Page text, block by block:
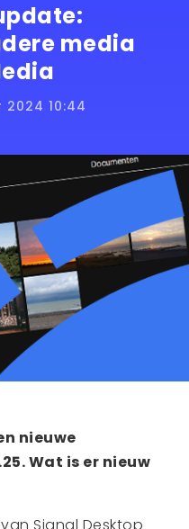
media
10:44
nieuwe
Wat is er nieuw
Signal Desktop